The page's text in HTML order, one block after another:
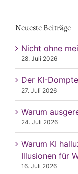
Neueste Beiträge
Nicht ohne
28. Juli 2026
Der KI-
27. Juli 2026
Warum
24. Juli 2026
Warum KI
Illusionen für
16. Juli 2026